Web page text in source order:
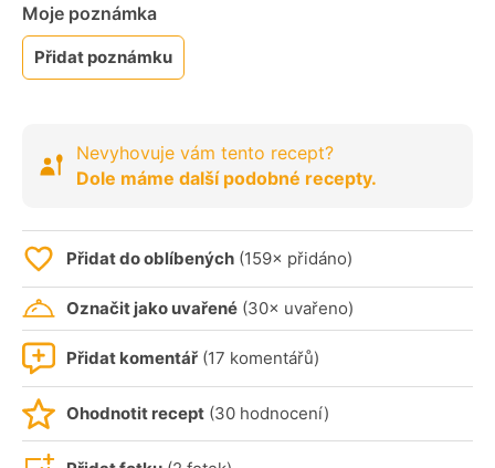
Moje poznámka
Přidat poznámku
Nevyhovuje vám tento recept?
Dole máme další podobné recepty.
Přidat do oblíbených (159× přidáno)
Označit jako uvařené (30× uvařeno)
Přidat komentář (17 komentářů)
Ohodnotit recept (30 hodnocení)